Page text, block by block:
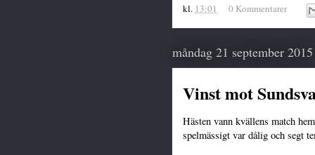
kl. 13:01 0 Kommentarer
måndag 21 september 2015
Vinst mot
Hästen vann kvällens match
spelmässigt var dålig och segt